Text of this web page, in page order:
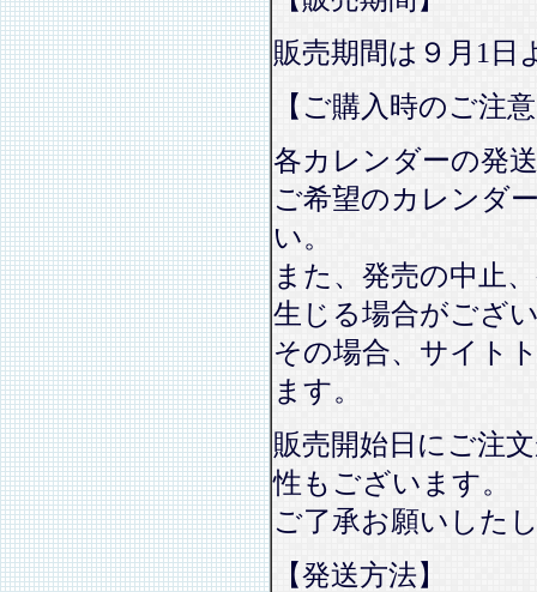
販売期間は９月1日
【ご購入時のご注
各カレンダーの発
ご希望のカレンダ
い。
また、発売の中止
生じる場合がござ
その場合、サイト
ます。
販売開始日にご注
性もございます。
ご了承お願いした
【発送方法】